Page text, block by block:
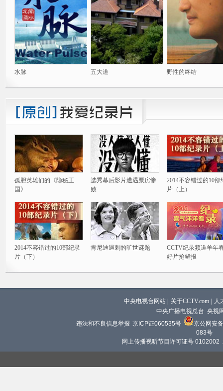
水脉 五大道 野性的终结
孤胆英雄们的《隐秘王
国》
选秀幕后影片遭遇票房惨
败
2014不容错过的10部
片（上）
2014不容错过的10部纪录
片（下）
肯尼迪遇刺的旷世谜题
CCTV纪录频道羊年
好片抢鲜报
中央电视台网站 关于CCTV.com
人
中央广播电视总台 央视
违法和不良信息举报 京ICP证060535号
京公网安
083号
网上传播视听节目许可证号